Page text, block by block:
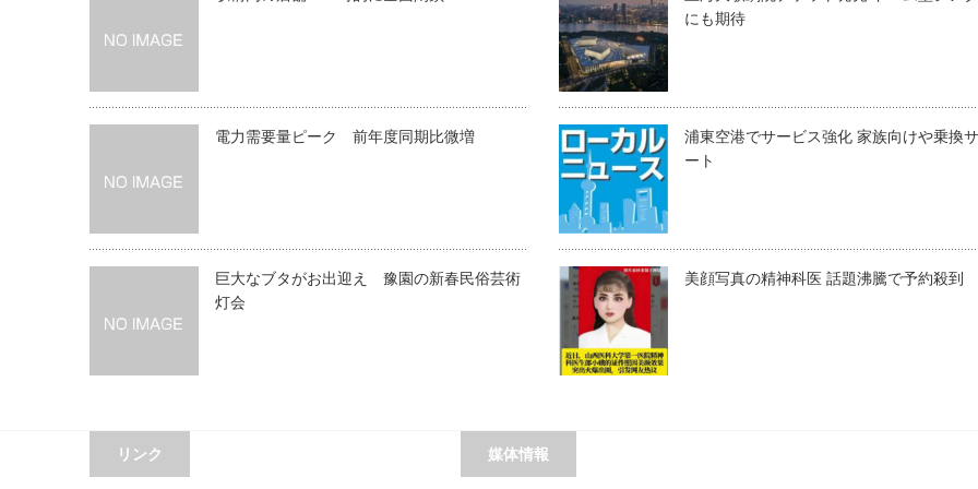
電力需要量ピーク 前年度同期比微増
巨大なブタがお出迎え 豫園の新春民俗芸術
灯会
にも期待
浦東空港でサービス強化 家族向けや乗換
ート
美顔写真の精神科医 話題沸騰で予約殺到
リンク 媒体情報